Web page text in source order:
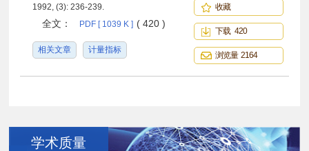
1992, (3): 236-239.
全文： PDF [ 1039 K ] ( 420 )
相关文章 计量指标
收藏
下载 420
浏览量 2164
学术质量